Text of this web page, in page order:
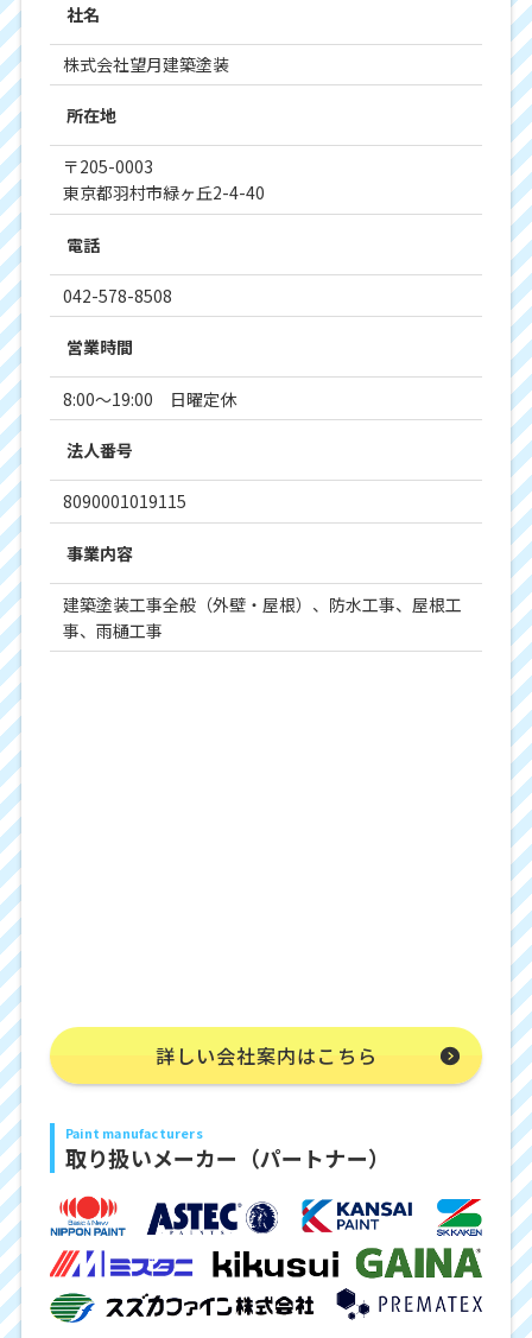
社名
株式会社望月建築塗装
所在地
〒205-0003
東京都羽村市緑ヶ丘2-4-40
電話
042-578-8508
営業時間
8:00～19:00 日曜定休
法人番号
8090001019115
事業内容
建築塗装工事全般（外壁・屋根）、防水工事、屋根工
事、雨樋工事
詳しい会社案内はこちら
Paint manufacturers
取り扱いメーカー（パートナー）